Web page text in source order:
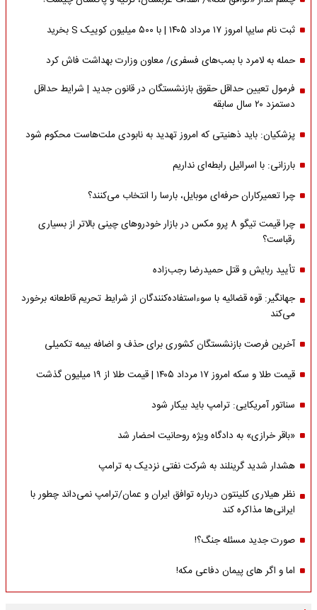
ثبت نام سایپا امروز ۱۷ مرداد ۱۴۰۵ | با ۵۰۰ میلیون کوییک S بخرید
حمله به لامرد با بمب‌های فسفری/ معاون وزارت بهداشت فاش کرد
فرمول تعیین حداقل حقوق بازنشستگان در قانون جدید | شرایط حداقل
دستمزد ۲۰ سال سابقه
پزشکیان: باید ذهنیتی که امروز تهدید به نابودی ملت‌هاست محکوم شود
بارزانی: با اسرائیل رابطه‌ای نداریم
چرا تعمیرکاران حرفه‌ای موبایل، بارسا را انتخاب می‌کنند؟
چرا قیمت تیگو 8 پرو مکس در بازار خودروهای چینی بالاتر از بسیاری
رقباست؟
تأیید ربایش و قتل حمیدرضا رجب‌زاده
جهانگیر: قوه قضائیه با سوءاستفاده‌کنندگان از شرایط تحریم قاطعانه برخورد
می‌کند
آخرین فرصت بازنشستگان کشوری برای حذف و اضافه بیمه تکمیلی
قیمت طلا و سکه امروز ۱۷ مرداد ۱۴۰۵ | قیمت طلا از ۱۹ میلیون گذشت
سناتور آمریکایی: ترامپ باید بیکار شود
«باقر خرازی» به دادگاه ویژه روحانیت احضار شد
هشدار شدید گرینلند به شرکت نفتی نزدیک به ترامپ
نظر هیلاری کلینتون درباره توافق ایران و عمان/ترامپ نمی‌داند چطور با
ایرانی‌ها مذاکره کند
صورت جدید مسئله جنگ؟!
اما و اگر های پیمان دفاعی مکه!